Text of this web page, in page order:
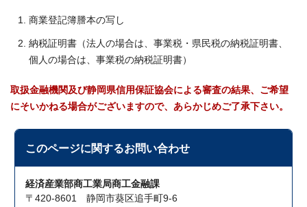
商業登記簿謄本の写し
納税証明書（法人の場合は、事業税・県民税の納税証明書、
個人の場合は、事業税の納税証明書）
取扱金融機関及び静岡県信用保証協会による審査の結果、ご希望
にそいかねる場合がございますので、あらかじめご了承下さい。
このページに関するお問い合わせ
経済産業部商工業局商工金融課
〒420-8601 静岡市葵区追手町9-6